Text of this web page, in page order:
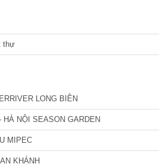
thự
LONG BIÊN
NỘI SEASON GARDEN
MIPEC
KHÁNH